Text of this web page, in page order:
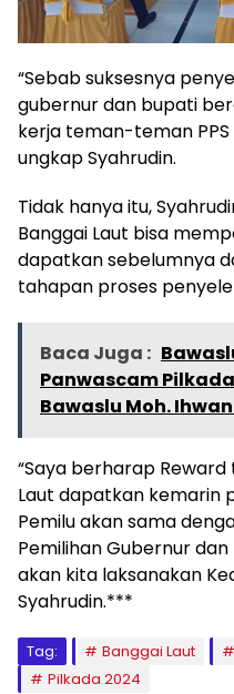
“Sebab suksesnya
gubernur dan bupati
kerja teman-teman
ungkap Syahrudin.
Tidak hanya itu,
Banggai Laut bisa
dapatkan sebelumnya
tahapan proses
Baca Juga :
Panwascam
Bawaslu Moh.
“Saya berharap
Laut dapatkan kemarin
Pemilu akan sama
Pemilihan Gubernur
akan kita laksanakan
Syahrudin.***
Tag: Banggai Laut
Pilkada 2024